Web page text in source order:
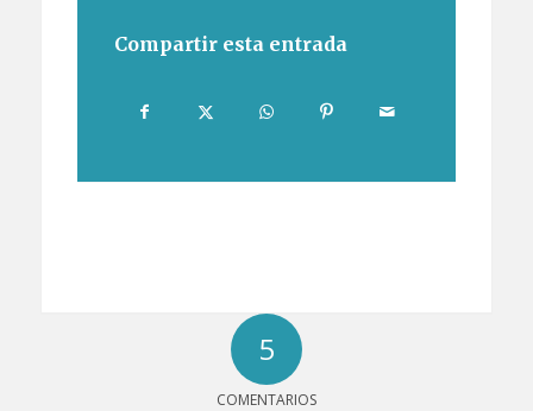
Compartir esta entrada
5
COMENTARIOS